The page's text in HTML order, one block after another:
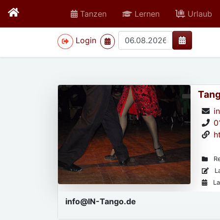
Tanzen Lernen Urlaub
Login
>
info@IN-Tango.de